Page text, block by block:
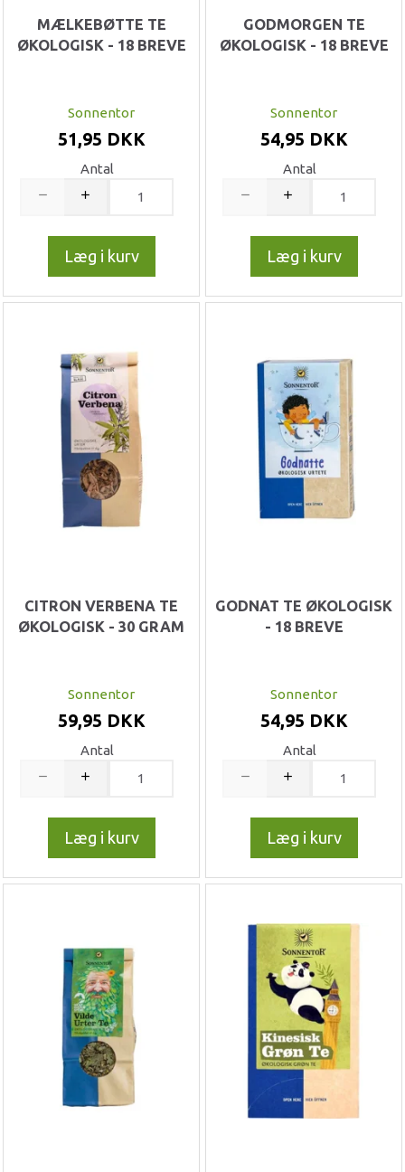
MÆLKEBØTTE TE
ØKOLOGISK - 18 BREVE
Sonnentor
51,95 DKK
Antal
Læg i kurv
GODMORGEN TE
ØKOLOGISK - 18 BREVE
Sonnentor
54,95 DKK
Antal
Læg i kurv
CITRON VERBENA TE
ØKOLOGISK - 30 GRAM
Sonnentor
59,95 DKK
Antal
Læg i kurv
GODNAT TE ØKOLOGISK
- 18 BREVE
Sonnentor
54,95 DKK
Antal
Læg i kurv